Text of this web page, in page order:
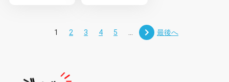
1 2 3 4 5 最後へ